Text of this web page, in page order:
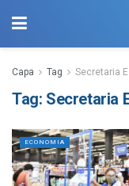
Capa Tag Secretaria
Tag: Secretaria
ECONOMIA